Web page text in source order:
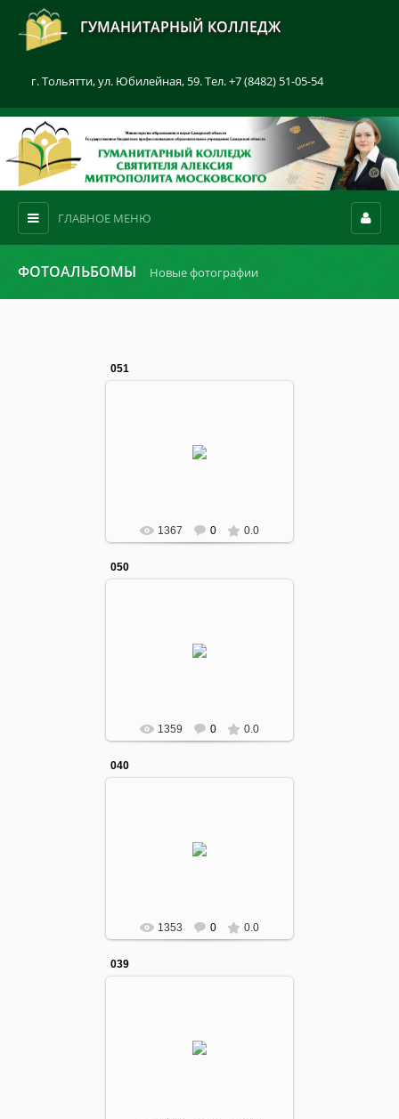
ГУМАНИТАРНЫЙ КОЛЛЕДЖ
г. Тольятти, ул. Юбилейная, 59. Тел. +7 (8482) 51-05-54
ГЛАВНОЕ МЕНЮ
ФОТОАЛЬБОМЫ Новые фотографии
051
1367 0 0.0
050
1359 0 0.0
040
1353 0 0.0
039